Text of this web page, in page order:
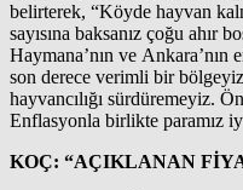
belirterek, “Köyde hayvan
sayısına baksanız çoğu
Haymana’nın ve
son derece verimli bir
hayvancılığı sürdüremeyiz.
Enflasyonla birlikte paramız
KOÇ: “AÇIKLANAN